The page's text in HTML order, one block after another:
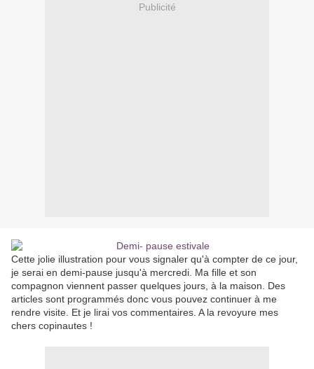
Publicité
Cette jolie illustration pour vous signaler qu'à compter de ce jour,
je serai en demi-pause jusqu'à mercredi. Ma fille et son
compagnon viennent passer quelques jours, à la maison. Des
articles sont programmés donc vous pouvez continuer à me
rendre visite. Et je lirai vos commentaires. A la revoyure mes
chers copinautes !